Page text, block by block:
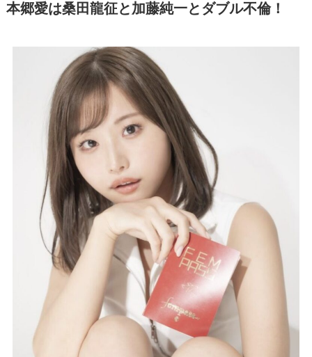
本郷愛は桑田龍征と加藤純一とダブル不倫！